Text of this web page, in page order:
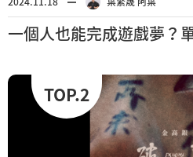
一個人也能完成遊戲夢？
TOP.2